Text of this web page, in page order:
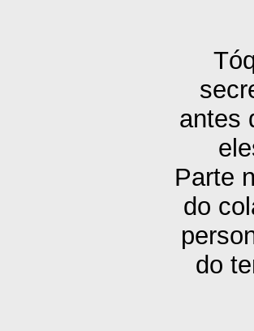
antes
Parte
do
do